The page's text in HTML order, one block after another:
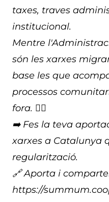
taxes, traves
institucional.
Mentre
són les xarxes
base les que
processos
fora. ✊🏽
➡️ Fes la teva
xarxes a Catalunya
regularització.
🔗 Aporta i
https://